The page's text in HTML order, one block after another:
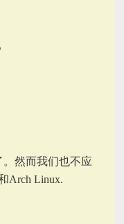
。然而我们也不应
Arch Linux.